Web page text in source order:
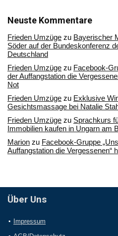
Archiv
Neuste Kommentare
Frieden Umzüge zu Bayerischer
Söder auf der Bundeskonferenz
Deutschland
Frieden Umzüge zu Facebook-
der Auffangstation die
Not
Frieden Umzüge zu Exklusive
Gesichtsmassage bei Natalie
Frieden Umzüge zu Sprachkurs
Immobilien kaufen in Ungarn am
Marion zu Facebook-Gruppe
Auffangstation die Vergessenen“
Über Uns
Impressum